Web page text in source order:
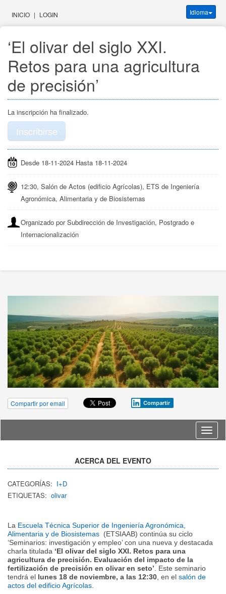
INICIO | LOGIN Idioma
‘El olivar del siglo XXI.
Retos para una agricultura
de precisión’
La inscripción ha finalizado.
Inscribirse
Desde 18-11-2024 Hasta 18-11-2024
12:30, Salón de Actos (edificio Agrícolas), ETS de Ingeniería
Agronómica, Alimentaria y de Biosistemas
Organizado por Subdirección de Investigación, Postgrado e
Internacionalización
Compartir por email Compartir
Idioma
ACERCA DEL EVENTO
CATEGORÍAS: I+D
ETIQUETAS: olivar
La Escuela Técnica Superior de Ingeniería Agronómica,
Alimentaria y de Biosistemas (ETSIAAB) continúa su ciclo
‘Seminarios: investigación y empleo’ con una nueva y destacada
charla titulada ‘El olivar del siglo XXI. Retos para una
agricultura de precisión. Evaluación del impacto de la
fertilización de precisión en olivar en seto’ . Este seminario
tendrá el lunes 18 de noviembre, a las 12:30 , en el salón de
actos del edificio Agrícolas